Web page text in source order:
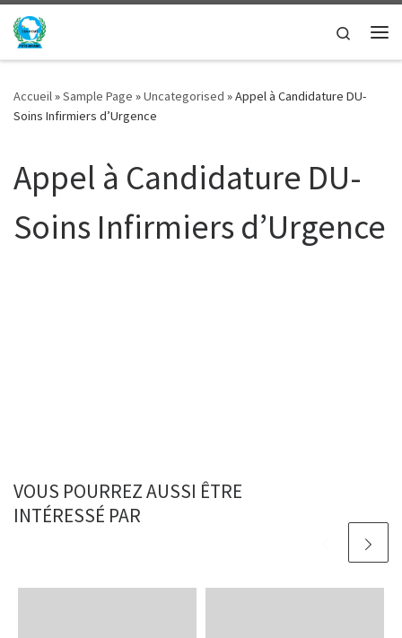
Passer au contenu
Search
Accueil»Sample Page »Uncategorised »Appel à Candidature DU-
Soins Infirmiers d’Urgence
Appel à Candidature DU-
Soins Infirmiers d’Urgence
VOUS POURREZ AUSSI ÊTRE
INTÉRESSÉ PAR